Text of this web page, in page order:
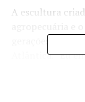
A escultura
gerações sobre
Atlântica. “Eu
vaquinha.